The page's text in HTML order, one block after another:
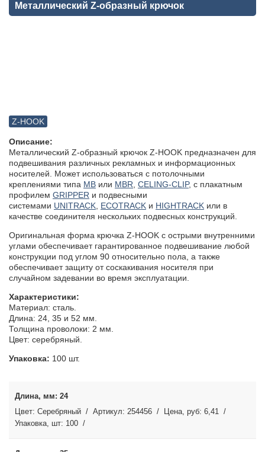
Металлический Z-образный крючок
Z-HOOK
Описание:
Металлический Z-образный крючок Z-HOOK предназначен для
подвешивания различных рекламных и информационных
носителей. Может использоваться с потолочными
креплениями типа MB или MBR CELING-CLIP, с плакатным
профилем GRIPPER и подвесными
системами UNITRACK ECOTRACK и HIGHTRACK или в
качестве соединителя нескольких подвесных конструкций.
Оригинальная форма крючка Z-HOOK с острыми внутренними
углами обеспечивает гарантированное подвешивание любой
конструкции под углом 90 относительно пола, а также
обеспечивает защиту от соскакивания носителя при
случайном задевании во время эксплуатации.
Характеристики:
Материал: сталь.
Длина: 24, 35 и 52 мм.
Толщина проволоки: 2 мм.
Цвет: серебряный.
Упаковка: 100 шт.
24
Серебряный
254456
6,41
100